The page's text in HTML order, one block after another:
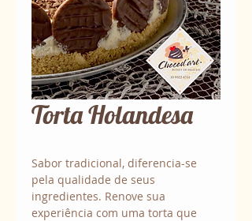
Torta Holandesa
Sabor tradicional, diferencia-se
pela qualidade de seus
ingredientes. Renove sua
experiência com uma torta que